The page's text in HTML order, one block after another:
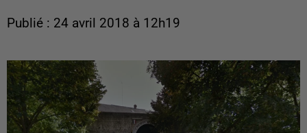
Publié : 24 avril 2018 à 12h19